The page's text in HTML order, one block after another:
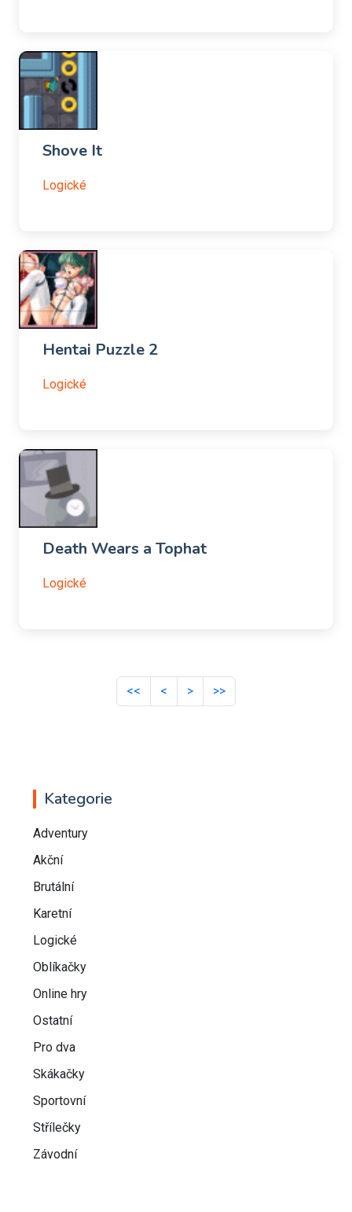
Shove It
Logické
Hentai Puzzle 2
Logické
Death Wears a Tophat
Logické
<< < > >>
Kategorie
Adventury
Akční
Brutální
Karetní
Logické
Oblíkačky
Online hry
Ostatní
Pro dva
Skákačky
Sportovní
Střílečky
Závodní